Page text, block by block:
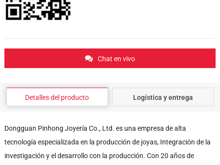
Chat en vivo
Detalles del producto Logística y entrega
Dongguan Pinhong Joyería Co., Ltd. es una empresa de alta
tecnología especializada en la producción de joyas, Integración de la
investigación y el desarrollo con la producción. Con 20 años de